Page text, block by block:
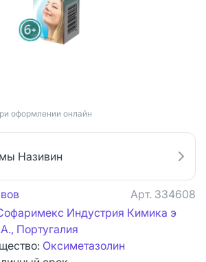
оформлении онлайн
Називин
Арт. 334608
Индустрия Кимика э
Португалия
Оксиметазолин